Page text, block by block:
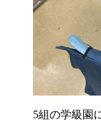
5組の学級園